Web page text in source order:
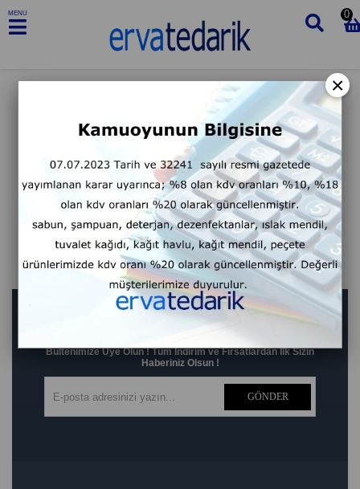
MENU 0
BIZDEN HABERLER
Bültenimize Üye Olun ! Tüm İndirim ve Fırsatlardan İlk Sizin
Haberiniz Olsun !
GÖNDER
×